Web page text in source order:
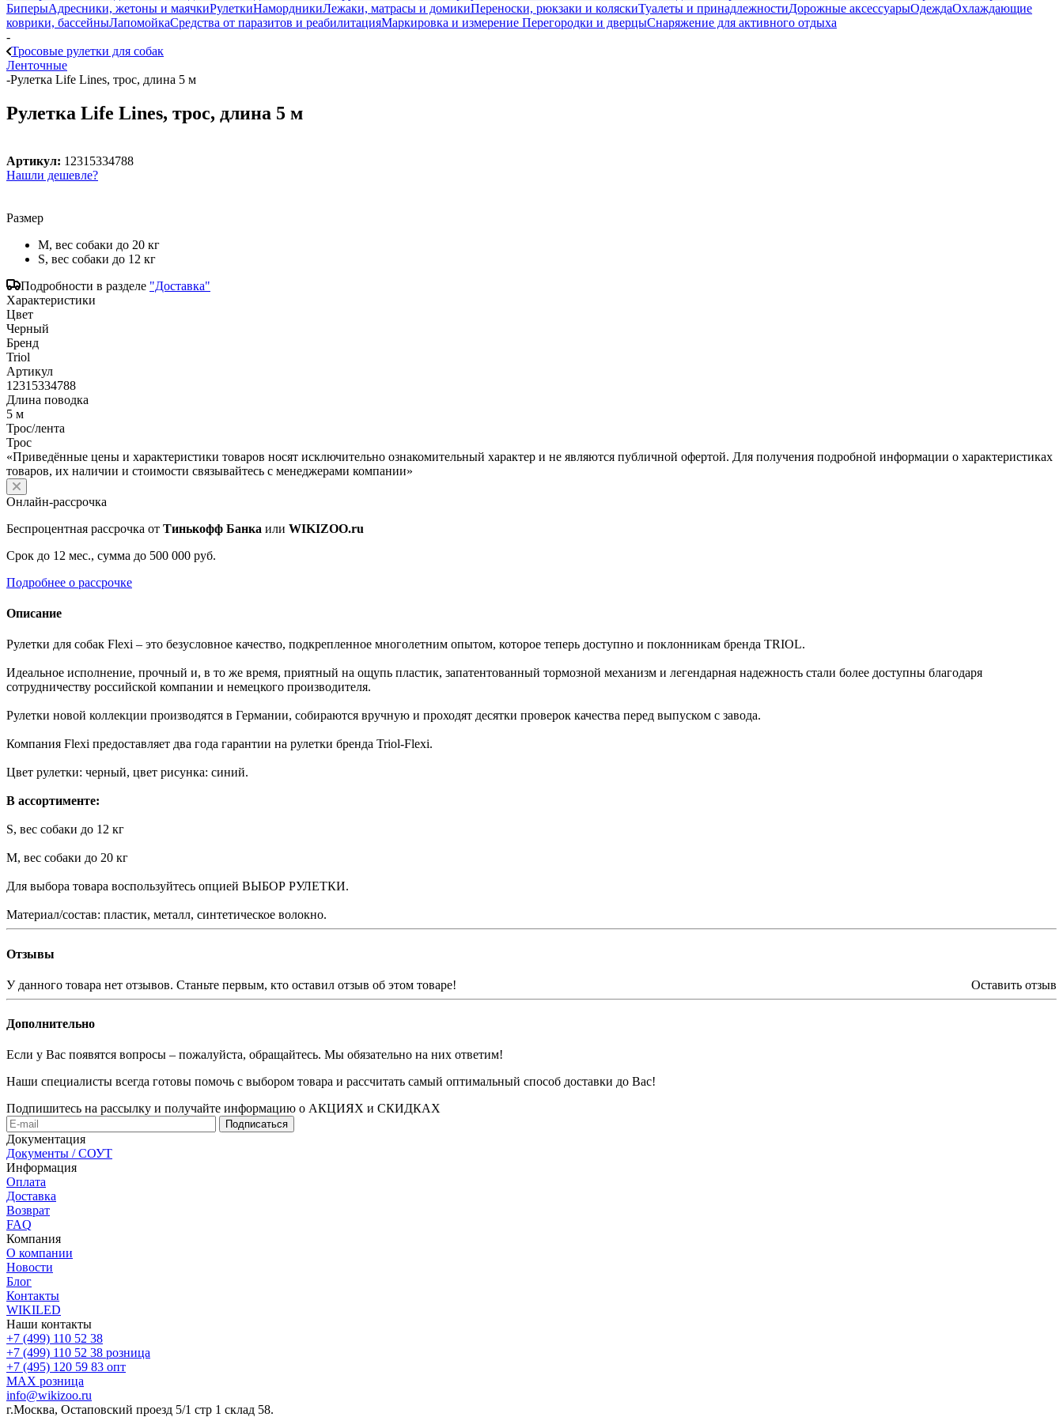
БиперыАдресники, жетоны и маячкиРулеткиНамордникиЛежаки, матрасы и домикиПереноски, рюкзаки и коляскиТуалеты и принадлежностиДорожные аксессуарыОдеждаОхлаждающие
коврики, бассейныЛапомойкаСредства от паразитов и реабилитацияМаркировка и измерение Перегородки и дверцыСнаряжение для активного отдыха
-
Тросовые рулетки для собак
Ленточные
-Рулетка Life Lines, трос, длина 5 м
Рулетка Life Lines, трос, длина 5 м
Артикул: 12315334788
Нашли дешевле?
Размер
M, вес собаки до 20 кг
S, вес собаки до 12 кг
Подробности в разделе "Доставка"
Характеристики
Цвет
Черный
Бренд
Triol
Артикул
12315334788
Длина поводка
5 м
Трос/лента
Трос
«Приведённые цены и характеристики товаров носят исключительно ознакомительный характер и не являются публичной офертой. Для получения подробной информации о характеристиках
товаров, их наличии и стоимости связывайтесь с менеджерами компании»
Онлайн-рассрочка
Беспроцентная рассрочка от Тинькофф Банка или WIKIZOO.ru
Срок до 12 мес., сумма до 500 000 руб.
Подробнее о рассрочке
Описание
Рулетки для собак Flexi – это безусловное качество, подкрепленное многолетним опытом, которое теперь доступно и поклонникам бренда TRIOL.
Идеальное исполнение, прочный и, в то же время, приятный на ощупь пластик, запатентованный тормозной механизм и легендарная надежность стали более доступны благодаря
сотрудничеству российской компании и немецкого производителя.
Рулетки новой коллекции производятся в Германии, собираются вручную и проходят десятки проверок качества перед выпуском с завода.
Компания Flexi предоставляет два года гарантии на рулетки бренда Triol-Flexi.
Цвет рулетки: черный, цвет рисунка: синий.
В ассортименте:
S, вес собаки до 12 кг
M, вес собаки до 20 кг
Для выбора товара воспользуйтесь опцией ВЫБОР РУЛЕТКИ.
Материал/состав: пластик, металл, синтетическое волокно.
Отзывы
Оставить отзыв
У данного товара нет отзывов. Станьте первым, кто оставил отзыв об этом товаре!
Дополнительно
Если у Вас появятся вопросы – пожалуйста, обращайтесь. Мы обязательно на них ответим!
Наши специалисты всегда готовы помочь с выбором товара и рассчитать самый оптимальный способ доставки до Вас!
Подпишитесь на рассылку и получайте информацию о АКЦИЯХ и СКИДКАХ
Документация
Документы / СОУТ
Информация
Оплата
Доставка
Возврат
FAQ
Компания
О компании
Новости
Блог
Контакты
WIKILED
Наши контакты
+7 (499) 110 52 38
+7 (499) 110 52 38 розница
+7 (495) 120 59 83 опт
MAX розница
info@wikizoo.ru
г.Москва, Остаповский проезд 5/1 стр 1 склад 58.